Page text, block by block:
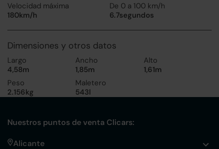
Velocidad máxima
180km/h
De 0 a 100 km/h
6.7segundos
Dimensiones y otros datos
Largo
4,58m
Ancho
1,85m
Alto
1,61m
Peso
2.156kg
Maletero
543l
Nuestros puntos de venta Clicars:
Alicante